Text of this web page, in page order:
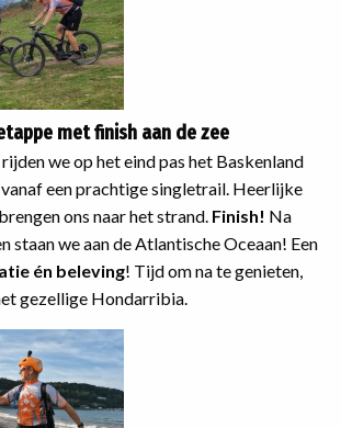
met finish aan de zee
we op het eind pas het Baskenland
vanaf een prachtige singletrail. Heerlijke
ons naar het strand. Finish! Na
staan we aan de Atlantische Oceaan! Een
én beleving! Tijd om na te genieten,
gezellige Hondarribia.